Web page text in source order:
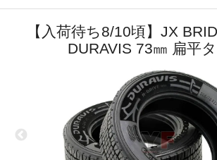
【入荷待ち8/10頃】JX
DURAVIS 73㎜ 扁平